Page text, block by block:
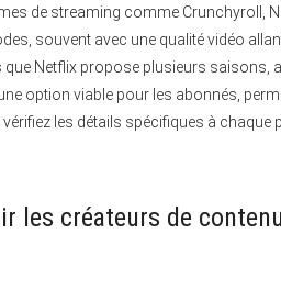
de streaming comme Crunchyroll,
souvent avec une qualité vidéo
Netflix propose plusieurs saisons,
option viable pour les abonnés,
les détails spécifiques à
les créateurs de